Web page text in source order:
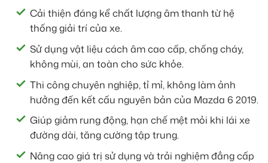
Cải thiện đáng kể chất lượng âm thanh từ hệ
thống giải trí của xe.
Sử dụng vật liệu cách âm cao cấp, chống cháy,
không mùi, an toàn cho sức khỏe.
Thi công chuyên nghiệp, tỉ mỉ, không làm ảnh
hưởng đến kết cấu nguyên bản của Mazda 6 2019.
Giúp giảm rung động, hạn chế mệt mỏi khi lái xe
đường dài, tăng cường tập trung.
Nâng cao giá trị sử dụng và trải nghiệm đẳng cấp